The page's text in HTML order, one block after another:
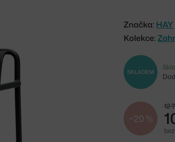
Značka: HAY
Kolekce:
SKLADEM
−20 %
12